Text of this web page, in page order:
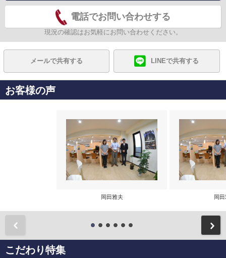
電話でお問い合わせする
現況の確認はお気軽にお問い合わせください。
メールで共有する LINEで共有する
お客様の声
岡田雅夫 岡
こだわり特集